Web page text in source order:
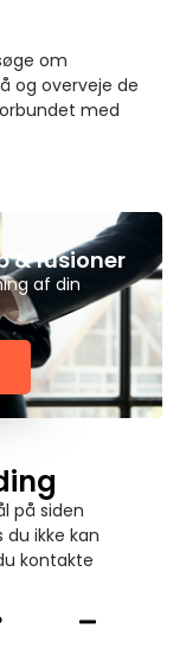
om
og overveje de
med
& fusioner
af din
på siden
du ikke kan
kontakte